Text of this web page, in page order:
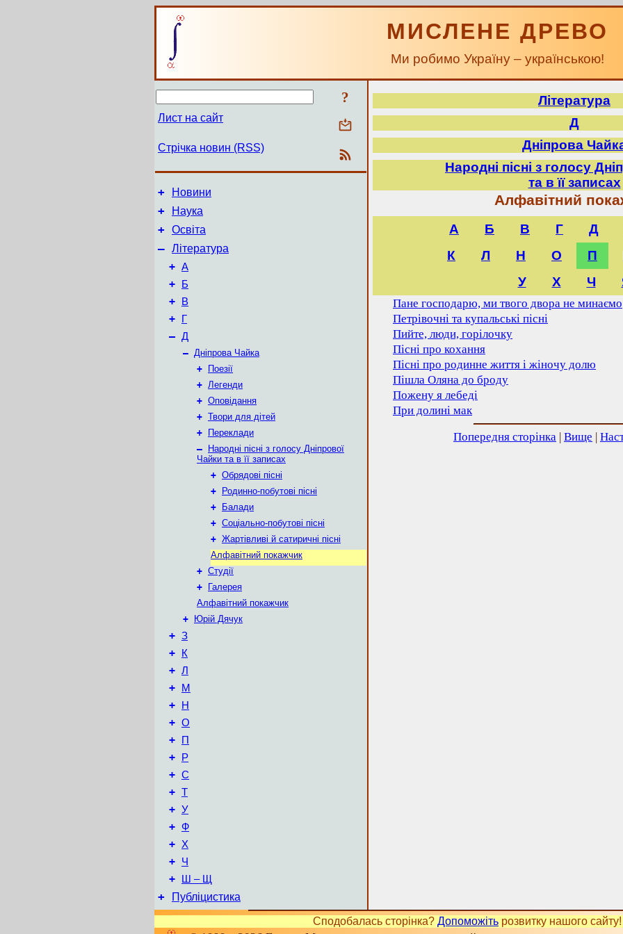
МИСЛЕНЕ ДРЕВО
Ми робимо Україну – українською!
?
Лист на сайт
Стрічка новин (RSS)
+ Новини
+ Наука
+ Освіта
– Література
+ А
+ Б
+ В
+ Г
– Д
– Дніпрова Чайка
+
Поезії
+ Легенди
+ Оповідання
+ Твори для дітей
+
Переклади
–
Народні пісні з голосу Дніпрової
Чайки та в її записах
+ Обрядові пісні
+
Родинно-побутові пісні
+
Балади
+ Соціально-побутові пісні
+ Жартівливі й сатиричні пісні
Алфавітний покажчик
+ Студії
+
Галерея
Алфавітний покажчик
+
Юрій Дячук
+ З
+ К
+ Л
+ М
+ Н
+ О
+ П
+ Р
+ С
+ Т
+ У
+ Ф
+ Х
+ Ч
+ Ш – Щ
+ Публіцистика
Література
Д
Дніпрова
Народні пісні з голосу
та в її записах
Алфавітний
А Б В Г Д
К
Л Н О П
У
Х Ч
Пане господарю, ми твого двора не минаємо
Петрівочні та купальські пісні
Пийте, люди, горілочку
Пісні про кохання
Пісні про родинне життя і жіночу долю
Пішла Оляна до броду
Пожену я лебеді
При долині мак
Попередня сторінка | Вище |
Сподобалась сторінка? Допоможіть розвитку нашого сайту!